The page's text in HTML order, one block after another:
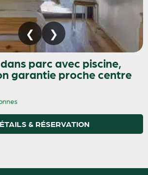
parc avec piscine,
garantie proche centre
& RÉSERVATION